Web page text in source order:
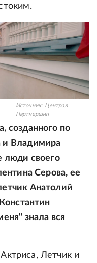
Источник: Централ
Партнершип
созданного по
и Владимира
люди своего
Серова, ее
Анатолий
знала вся
Летчик и